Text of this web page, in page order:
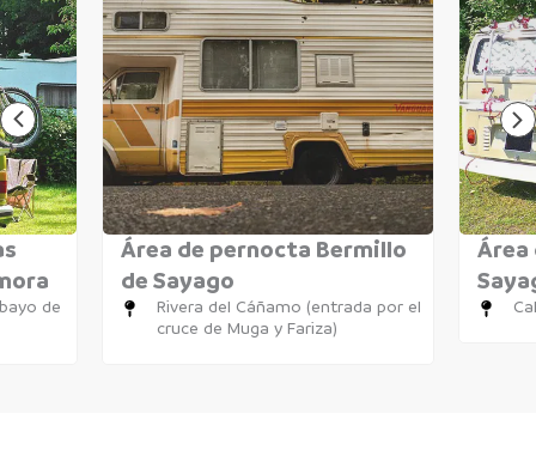
de
Área de pernocta Bermillo
de Sayago
Rivera del Cáñamo (entrada por el
cruce de Muga y Fariza)
Área